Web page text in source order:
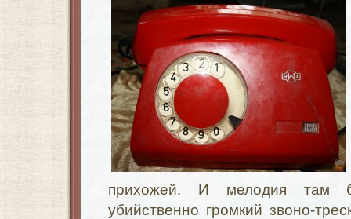
прихожей. И мелодия там
убийственно громкий звоно-